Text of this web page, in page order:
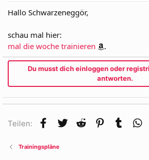
Hallo Schwarzeneggör,
schau mal hier:
mal die woche trainieren
.
Du musst dich einloggen oder
antworten.
Teilen: Facebook
Twitter Reddit Pinterest
Tumblr
Trainingspläne